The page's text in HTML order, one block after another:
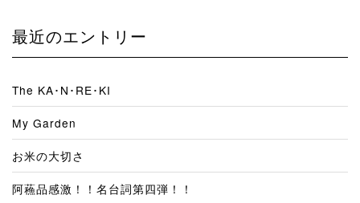
最近のエントリー
The KA･N･RE･KI
My Garden
お米の大切さ
阿蘓品感激！！名台詞第四弾！！